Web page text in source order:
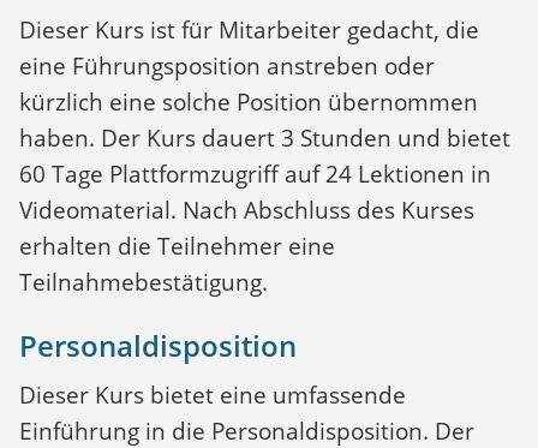
Dieser Kurs ist für Mitarbeiter gedacht, die
eine Führungsposition anstreben oder
kürzlich eine solche Position übernommen
haben. Der Kurs dauert 3 Stunden und bietet
60 Tage Plattformzugriff auf 24 Lektionen in
Videomaterial. Nach Abschluss des Kurses
erhalten die Teilnehmer eine
Teilnahmebestätigung.
Personaldisposition
Dieser Kurs bietet eine umfassende
Einführung in die Personaldisposition. Der